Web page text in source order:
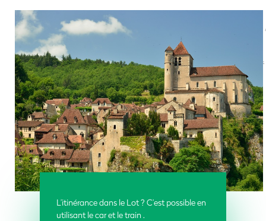
L’itinérance dans le Lot ? C’est possible en
utilisant le car et le train.